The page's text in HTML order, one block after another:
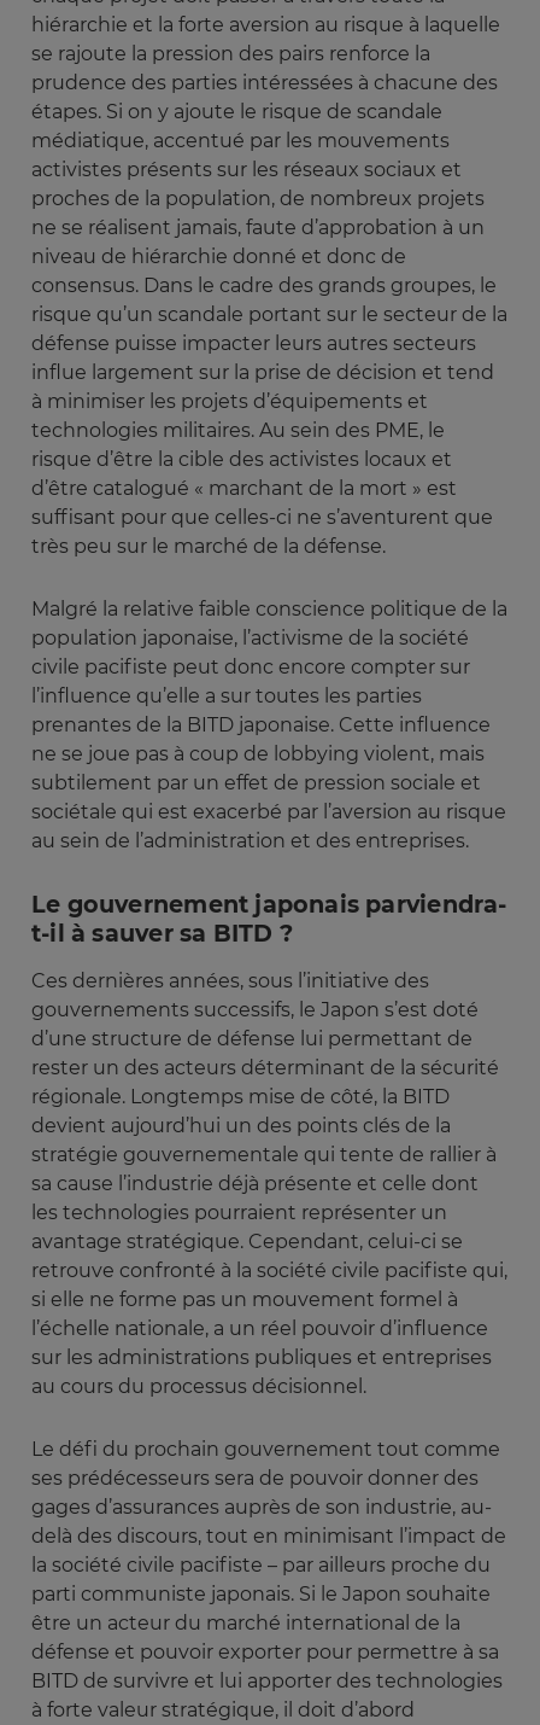
hiérarchie et la forte aversion au risque à laquelle
se rajoute la pression des pairs renforce la
prudence des parties intéressées à chacune des
étapes. Si on y ajoute le risque de scandale
médiatique, accentué par les mouvements
activistes présents sur les réseaux sociaux et
proches de la population, de nombreux projets
ne se réalisent jamais, faute d’approbation à un
niveau de hiérarchie donné et donc de
consensus. Dans le cadre des grands groupes, le
risque qu’un scandale portant sur le secteur de la
défense puisse impacter leurs autres secteurs
influe largement sur la prise de décision et tend
à minimiser les projets d’équipements et
technologies militaires. Au sein des PME, le
risque d’être la cible des activistes locaux et
d’être catalogué « marchant de la mort » est
suffisant pour que celles-ci ne s’aventurent que
très peu sur le marché de la défense.
Malgré la relative faible conscience politique de la
population japonaise, l’activisme de la société
civile pacifiste peut donc encore compter sur
l’influence qu’elle a sur toutes les parties
prenantes de la BITD japonaise. Cette influence
ne se joue pas à coup de lobbying violent, mais
subtilement par un effet de pression sociale et
sociétale qui est exacerbé par l’aversion au risque
au sein de l’administration et des entreprises.
Le gouvernement japonais parviendra-
t-il à sauver sa BITD ?
Ces dernières années, sous l’initiative des
gouvernements successifs, le Japon s’est doté
d’une structure de défense lui permettant de
rester un des acteurs déterminant de la sécurité
régionale. Longtemps mise de côté, la BITD
devient aujourd’hui un des points clés de la
stratégie gouvernementale qui tente de rallier à
sa cause l’industrie déjà présente et celle dont
les technologies pourraient représenter un
avantage stratégique. Cependant, celui-ci se
retrouve confronté à la société civile pacifiste qui,
si elle ne forme pas un mouvement formel à
l’échelle nationale, a un réel pouvoir d’influence
sur les administrations publiques et entreprises
au cours du processus décisionnel.
Le défi du prochain gouvernement tout comme
ses prédécesseurs sera de pouvoir donner des
gages d’assurances auprès de son industrie, au-
delà des discours, tout en minimisant l’impact de
la société civile pacifiste – par ailleurs proche du
parti communiste japonais. Si le Japon souhaite
être un acteur du marché international de la
défense et pouvoir exporter pour permettre à sa
BITD de survivre et lui apporter des technologies
à forte valeur stratégique, il doit d’abord